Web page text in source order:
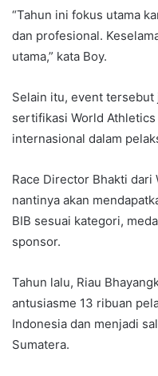
“Tahun ini fokus utama
dan profesional.
utama,” kata Boy.
Selain itu, event
sertifikasi World
internasional dalam
Race Director Bhakti dari
nantinya akan
BIB sesuai kategori,
sponsor.
Tahun lalu, Riau
antusiasme 13 ribuan
Indonesia dan menjadi
Sumatera.